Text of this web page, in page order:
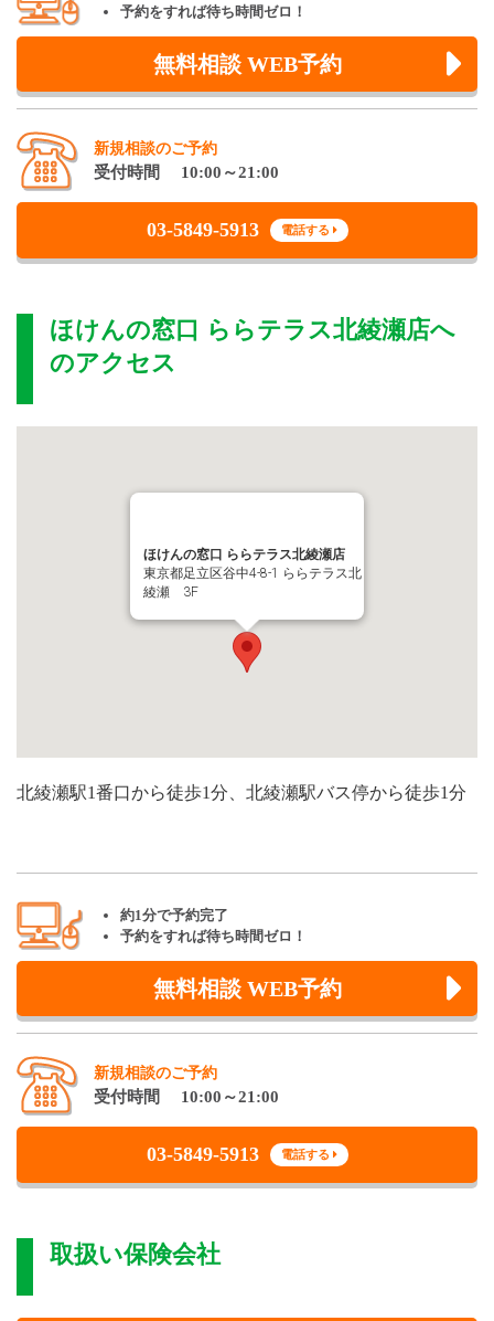
予約をすれば待ち時間ゼロ！
無料相談 WEB予約
新規相談のご予約
受付時間 10:00～21:00
03-5849-5913 電話する
ほけんの窓口 ららテラス北綾瀬店へ
のアクセス
ほけんの窓口 ららテラス北綾瀬店
東京都足立区谷中4-8-1 ららテラス北
綾瀬 3F
北綾瀬駅1番口から徒歩1分、北綾瀬駅バス停から徒歩1分
約1分で予約完了
予約をすれば待ち時間ゼロ！
無料相談 WEB予約
新規相談のご予約
受付時間 10:00～21:00
03-5849-5913 電話する
取扱い保険会社